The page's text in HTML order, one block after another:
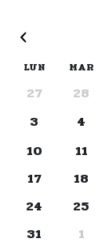
LUN MAR
27 28
3
4
10
11
17
18
24
25
31
1